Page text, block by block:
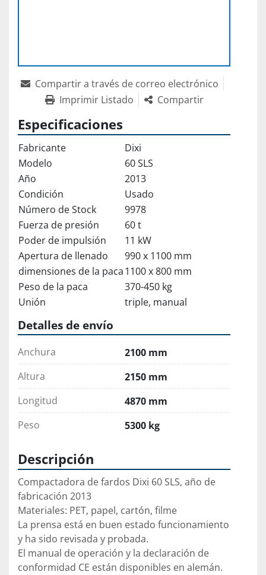
Compartir a través de correo electrónico
Imprimir Listado
Compartir
Especificaciones
Fabricante
Dixi
Modelo
60 SLS
Año
2013
Condición
Usado
Número de Stock
9978
Fuerza de presión
60 t
Poder de impulsión
11 kW
Apertura de llenado
990 x 1100 mm
dimensiones de la paca1100 x 800 mm
Peso de la paca
370-450 kg
Unión
triple, manual
Detalles de envío
Anchura
2100 mm
Altura
2150 mm
Longitud
4870 mm
Peso
5300 kg
Descripción
Compactadora de fardos Dixi 60 SLS, año de
fabricación 2013
Materiales: PET, papel, cartón, filme
La prensa está en buen estado funcionamiento
y ha sido revisada y probada.
El manual de operación y la declaración de
conformidad CE están disponibles en alemán.